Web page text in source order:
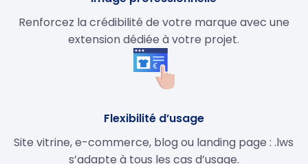
Renforcez la crédibilité de votre marque avec une
extension dédiée à votre projet.
Flexibilité d’usage
Site vitrine, e-commerce, blog ou landing page : .lws
s’adapte à tous les cas d’usage.